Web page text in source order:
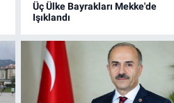
Üç Ülke Bayrakları Mekke'de
Işıklandı